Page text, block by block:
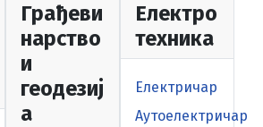
Грађеви
нарство
и
геодезиј
а
Електро
техника
Електричар
Аутоелектричар